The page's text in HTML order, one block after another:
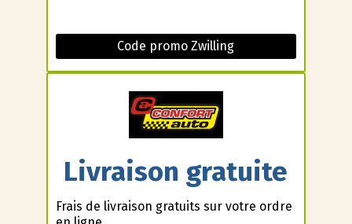
Code promo Zwilling
Livraison gratuite
Frais de livraison gratuits sur votre ordre